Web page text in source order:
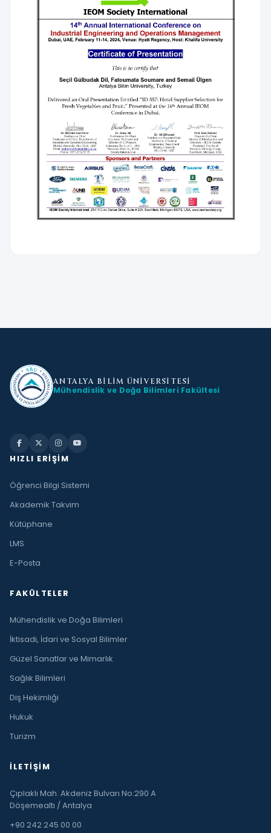
ANTALYA BİLİM ÜNİVERSİTESİ
Mühendislik ve Doğa Bilimleri Fakültesi
HIZLI ERIŞIM
Öğrenci Bilgi Sistemi
Akademik Takvim
Kütüphane
LMS
E-Posta
FAKÜLTELER
Mühendislik ve Doğa Bilimleri
İktisadi, İdari ve Sosyal Bilimler
Güzel Sanatlar ve Mimarlık
Sağlık Bilimleri
Diş Hekimliği
Hukuk
Turizm
İLETIŞIM
Çıplaklı Mah. Akdeniz Bulvarı No:290 A
Döşemealtı / Antalya
+90 242 245 00 00